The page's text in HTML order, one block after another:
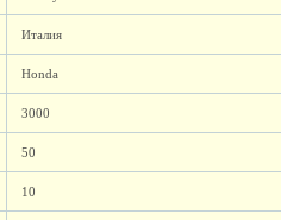
Италия
Honda
3000
50
10